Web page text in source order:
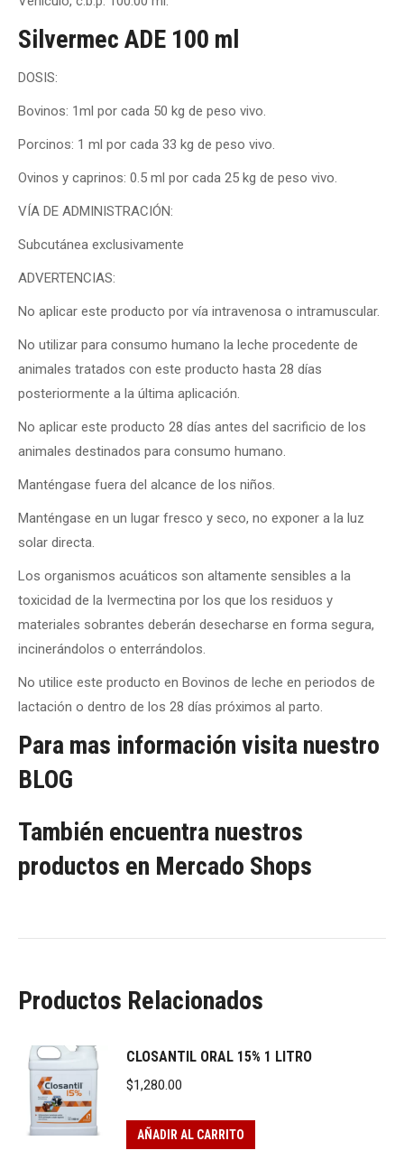
Silvermec ADE 100 ml
DOSIS:
Bovinos: 1ml por cada 50 kg de peso vivo.
Porcinos: 1 ml por cada 33 kg de peso vivo.
Ovinos y caprinos: 0.5 ml por cada 25 kg de peso vivo.
VÍA DE ADMINISTRACIÓN:
Subcutánea exclusivamente
ADVERTENCIAS:
No aplicar este producto por vía intravenosa o intramuscular.
No utilizar para consumo humano la leche procedente de
animales tratados con este producto hasta 28 días
posteriormente a la última aplicación.
No aplicar este producto 28 días antes del sacrificio de los
animales destinados para consumo humano.
Manténgase fuera del alcance de los niños.
Manténgase en un lugar fresco y seco, no exponer a la luz
solar directa.
Los organismos acuáticos son altamente sensibles a la
toxicidad de la Ivermectina por los que los residuos y
materiales sobrantes deberán desecharse en forma segura,
incinerándolos o enterrándolos.
No utilice este producto en Bovinos de leche en periodos de
lactación o dentro de los 28 días próximos al parto.
Para mas información visita nuestro
BLOG
También encuentra nuestros
productos en Mercado Shops
Productos Relacionados
CLOSANTIL ORAL 15% 1 LITRO
$1,280.00
AÑADIR AL CARRITO